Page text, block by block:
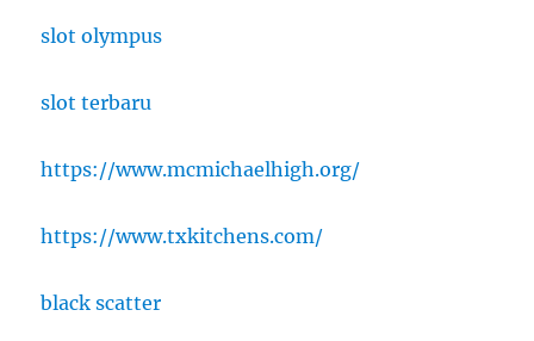
slot olympus
slot terbaru
https://www.mcmichaelhigh.org/
https://www.txkitchens.com/
black scatter